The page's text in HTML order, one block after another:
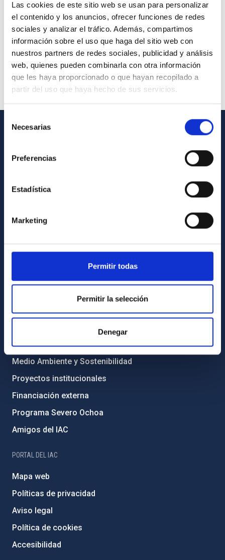
Las cookies de este sitio web se usan para personalizar
el contenido y los anuncios, ofrecer funciones de redes
sociales y analizar el tráfico. Además, compartimos
información sobre el uso que haga del sitio web con
nuestros partners de redes sociales, publicidad y análisis
web, quienes pueden combinarla con otra información
que les haya proporcionado o que hayan recopilado a
partir del uso que haya hecho de sus servicios.
Necesarias
Preferencias
Estadística
Marketing
Permitir todas
Permitir la selección
Denegar
Contacto
Directorio de personal
INFORMACIÓN INSTITUCIONAL
Código ético y política antifraude
Igualdad y diversidad de género
Forever IAC
Medio Ambiente y Sostenibilidad
Proyectos institucionales
Financiación externa
Programa Severo Ochoa
Amigos del IAC
PORTAL DEL IAC
Mapa web
Políticas de privacidad
Aviso legal
Política de cookies
Accesibilidad